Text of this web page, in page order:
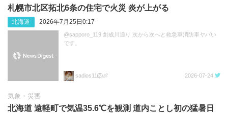
札幌市北区拓北6条の住宅で火災 炎が上がる
北海道 2026年7月25日0:17
@sapporo_119 創成川通り 次から次へと救急車消防車ヤバい
です。
sadios11🦁🍖 2026-07-24
気象・災害
北海道 遠軽町で気温35.6℃を観測 道内ことし初の猛暑日